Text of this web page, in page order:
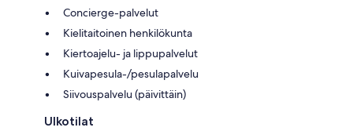
Concierge-palvelut
Kielitaitoinen henkilökunta
Kiertoajelu- ja lippupalvelut
Kuivapesula-/pesulapalvelu
Siivouspalvelu (päivittäin)
Ulkotilat